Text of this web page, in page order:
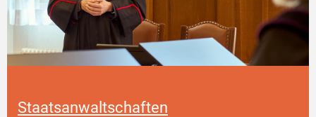
Staatsanwaltschaften